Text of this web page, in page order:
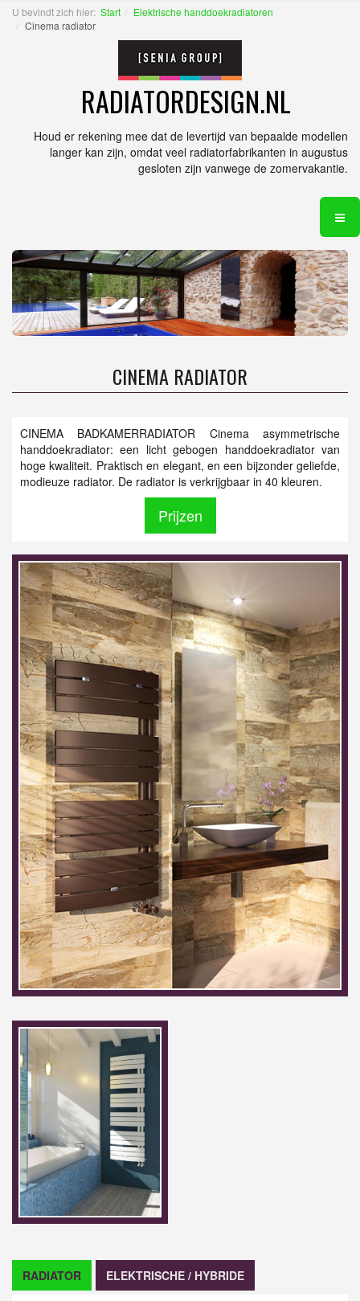
U bevindt zich hier: Start
Elektrische handdoekradiatoren
Cinema radiator
RADIATORDESIGN.NL
Houd er rekening mee dat de levertijd van bepaalde modellen
langer kan zijn, omdat veel radiatorfabrikanten in augustus
gesloten zijn vanwege de zomervakantie.
CINEMA RADIATOR
CINEMA BADKAMERRADIATOR Cinema asymmetrische
handdoekradiator: een licht gebogen handdoekradiator van
hoge kwaliteit. Praktisch en elegant, en een bijzonder geliefde,
modieuze radiator. De radiator is verkrijgbaar in 40 kleuren.
Prijzen
RADIATOR ELEKTRISCHE / HYBRIDE